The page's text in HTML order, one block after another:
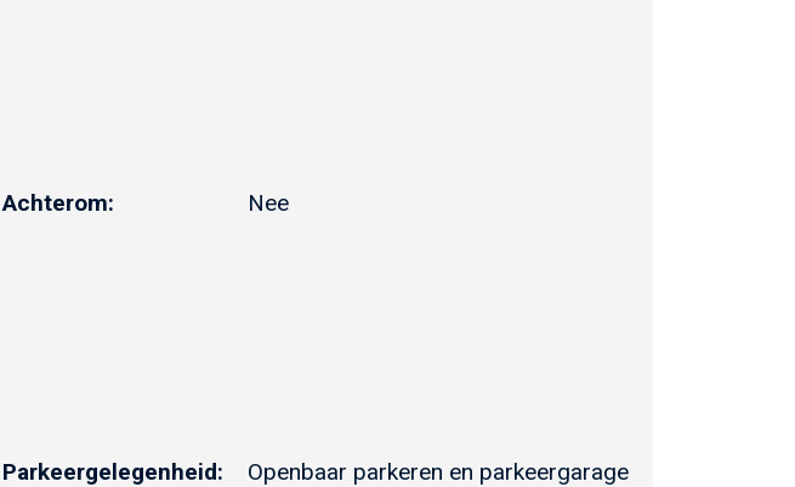
Achterom: Nee
Parkeergelegenheid: Openbaar parkeren en parkeergarage